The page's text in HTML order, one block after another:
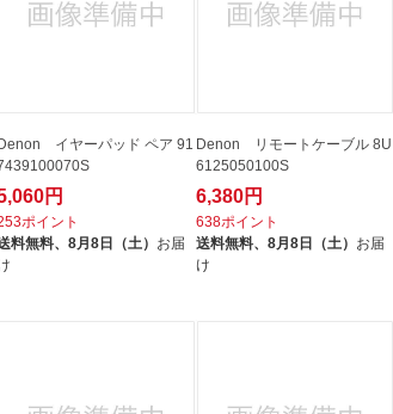
Denon イヤーパッド ペア 91
円
ポイント
料無料、8月8日（土） お届
Denon リモートケーブル 8U
6125050100S
6,380円
638ポイント
送料無料、 8月8日（土） お届
け